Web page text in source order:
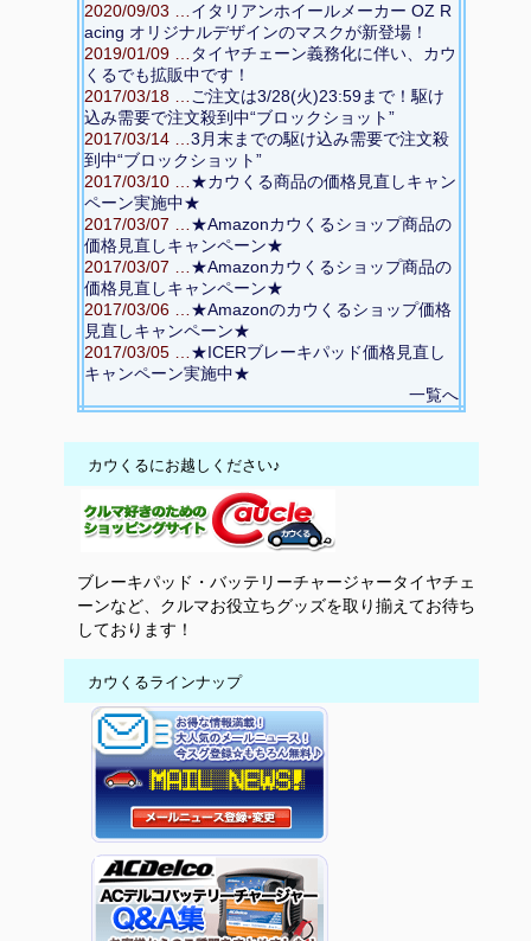
2020/09/03 … イタリアンホイールメーカー OZ R
acing オリジナルデザインのマスクが新登場！
2019/01/09 …
タイヤチェーン義務化に伴い、カウ
くるでも拡販中です！
2017/03/18 …
ご注文は3/28(火)23:59まで！駆け
込み需要で注文殺到中“ブロックショット”
2017/03/14 … 3月末までの駆け込み需要で注文殺
到中“ブロックショット”
2017/03/10 … ★カウくる商品の価格見直しキャン
ペーン実施中★
2017/03/07 … ★Amazonカウくるショップ商品の
価格見直しキャンペーン★
2017/03/07 … ★Amazonカウくるショップ商品の
価格見直しキャンペーン★
2017/03/06 … ★Amazonのカウくるショップ価格
見直しキャンペーン★
2017/03/05 … ★ICERブレーキパッド価格見直し
キャンペーン実施中★
一覧へ
カウくるにお越しください♪
ブレーキパッド・ バッテリーチャージャータイヤチェ
ーンなど、クルマお役立ちグッズを取り揃えてお待ち
しております！
カウくるラインナップ